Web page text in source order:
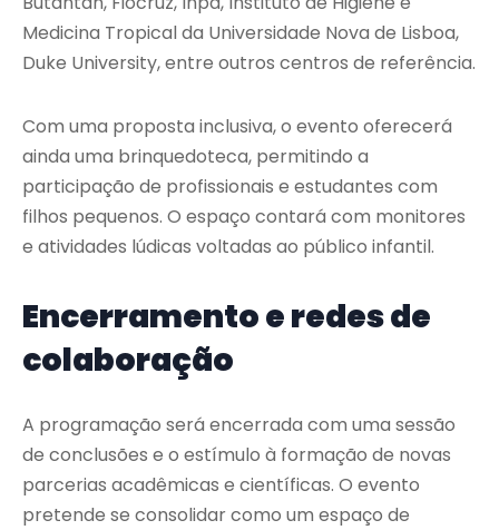
Medicina Tropical da Universidade Nova de Lisboa,
Duke University, entre outros centros de referência.
Com uma proposta inclusiva, o evento oferecerá
ainda uma brinquedoteca, permitindo a
participação de profissionais e estudantes com
filhos pequenos. O espaço contará com monitores
e atividades lúdicas voltadas ao público infantil.
Encerramento e redes de
colaboração
A programação será encerrada com uma sessão
de conclusões e o estímulo à formação de novas
parcerias acadêmicas e científicas. O evento
pretende se consolidar como um espaço de